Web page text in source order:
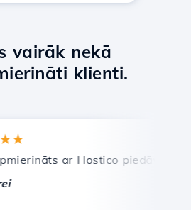
vairāk nekā
klienti.
dienests.
ar Hostico piedāvātajiem